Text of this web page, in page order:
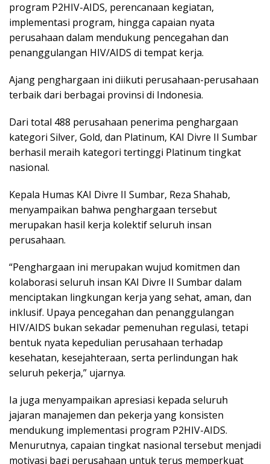
program P2HIV-AIDS, perencanaan kegiatan,
implementasi program, hingga capaian nyata
perusahaan dalam mendukung pencegahan dan
penanggulangan HIV/AIDS di tempat kerja.
Ajang penghargaan ini diikuti perusahaan-perusahaan
terbaik dari berbagai provinsi di Indonesia.
Dari total 488 perusahaan penerima penghargaan
kategori Silver, Gold, dan Platinum, KAI Divre II Sumbar
berhasil meraih kategori tertinggi Platinum tingkat
nasional.
Kepala Humas KAI Divre II Sumbar, Reza Shahab,
menyampaikan bahwa penghargaan tersebut
merupakan hasil kerja kolektif seluruh insan
perusahaan.
“Penghargaan ini merupakan wujud komitmen dan
kolaborasi seluruh insan KAI Divre II Sumbar dalam
menciptakan lingkungan kerja yang sehat, aman, dan
inklusif. Upaya pencegahan dan penanggulangan
HIV/AIDS bukan sekadar pemenuhan regulasi, tetapi
bentuk nyata kepedulian perusahaan terhadap
kesehatan, kesejahteraan, serta perlindungan hak
seluruh pekerja,” ujarnya.
Ia juga menyampaikan apresiasi kepada seluruh
jajaran manajemen dan pekerja yang konsisten
mendukung implementasi program P2HIV-AIDS.
Menurutnya, capaian tingkat nasional tersebut menjadi
motivasi bagi perusahaan untuk terus memperkuat